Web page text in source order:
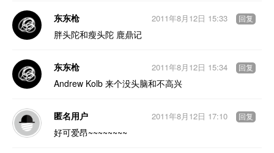
东东枪
胖头陀和瘦头陀 鹿鼎记
2011年8月12日 15:33 回复
东东枪
Andrew Kolb 来个没头脑和不高兴
2011年8月12日 15:34 回复
匿名用户
好可爱昂~~~~~~~~
2011年8月12日 17:10 回复